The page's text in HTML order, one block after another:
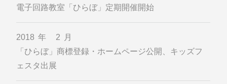
電子回路教室「ひらぼ」定期開催開始
2018年 2月
「ひらぼ」商標登録・ホームページ公開、キッズフ
ェスタ出展